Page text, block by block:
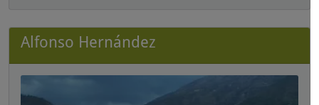
Alfonso Hernández